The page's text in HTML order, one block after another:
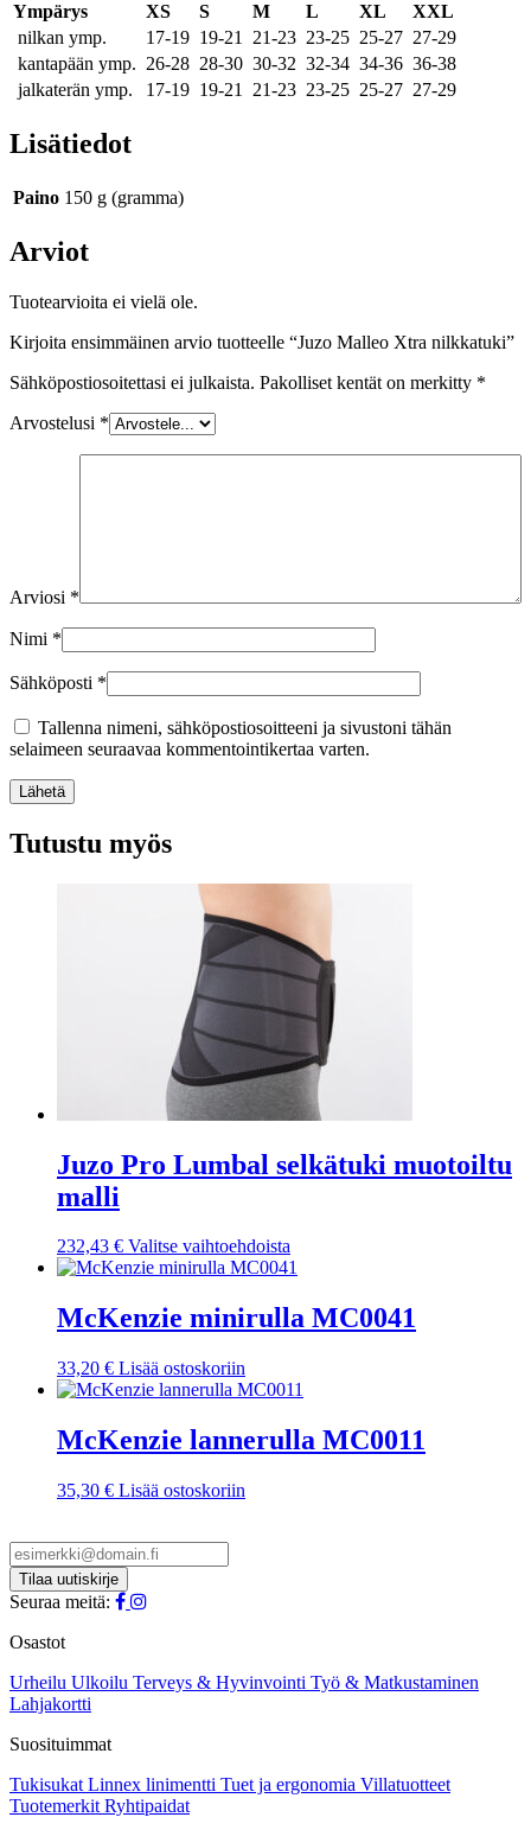
Ympärys XS S M L XL
XXL
nilkan ymp.
17-19 19-21 21-23 23-25 25-27 27-29
kantapään ymp. 26-28 28-30 30-32 32-34 34-36 36-38
jalkaterän ymp.
17-19 19-21 21-23 23-25 25-27 27-29
Lisätiedot
Paino 150 g (gramma)
Arviot
Tuotearvioita ei vielä ole.
Kirjoita ensimmäinen arvio tuotteelle “Juzo Malleo Xtra nilkkatuki”
Sähköpostiosoitettasi ei julkaista. Pakolliset kentät on merkitty *
Arvostelusi *
Arviosi *
Nimi *
Sähköposti *
Tallenna nimeni, sähköpostiosoitteeni ja sivustoni tähän
selaimeen seuraavaa kommentointikertaa varten.
Lähetä
Tutustu myös
Juzo Pro Lumbal selkätuki muotoiltu
malli
232,43 € Valitse vaihtoehdoista
tuotteella
useampi
muunnelma.
valinnat
sivulla.
McKenzie minirulla MC0041
33,20 € Lisää ostoskoriin
McKenzie lannerulla MC0011
35,30 € Lisää ostoskoriin
Seuraa meitä:
Osastot
Urheilu Ulkoilu Terveys & Hyvinvointi Työ & Matkustaminen
Lahjakortti
Suosituimmat
Tukisukat Linnex linimentti Tuet ja ergonomia Villatuotteet
Tuotemerkit Ryhtipaidat